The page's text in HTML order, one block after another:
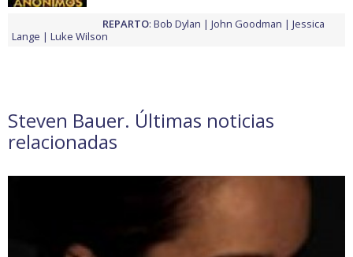
REPARTO: Bob Dylan John Goodman
Jessica
Lange
Luke Wilson
Steven Bauer. Últimas noticias
relacionadas